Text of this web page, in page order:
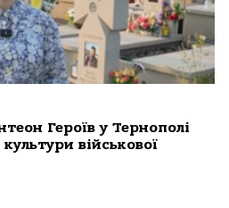
Героїв у Тернополі
військової